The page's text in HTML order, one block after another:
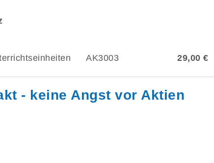
AK3003 29,00 €
- keine Angst vor Aktien